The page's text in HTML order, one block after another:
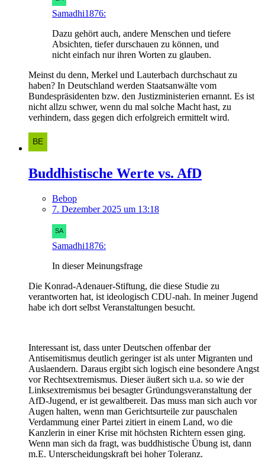
Samadhi1876:
Dazu gehört auch, andere Menschen und tiefere
Absichten, tiefer durschauen zu können, und
nicht einfach nur ihren Worten zu glauben.
Meinst du denn, Merkel und Lauterbach durchschaut zu
haben? In Deutschland werden Staatsanwälte vom
Bundespräsidenten bzw. den Justizministerien ernannt. Es ist
nicht allzu schwer, wenn du mal solche Macht hast, zu
verhindern, dass gegen dich erfolgreich ermittelt wird.
Buddhistische Werte vs. AfD
Bebop
7. Dezember 2025 um 13:18
Samadhi1876:
In dieser Meinungsfrage
Die Konrad-Adenauer-Stiftung, die diese Studie zu
verantworten hat, ist ideologisch CDU-nah. In meiner Jugend
habe ich dort selbst Veranstaltungen besucht.
Interessant ist, dass unter Deutschen offenbar der
Antisemitismus deutlich geringer ist als unter Migranten und
Auslaendern. Daraus ergibt sich logisch eine besondere Angst
vor Rechtsextremismus. Dieser äußert sich u.a. so wie der
Linksextremismus bei besagter Gründungsveranstaltung der
AfD-Jugend, er ist gewaltbereit. Das muss man sich auch vor
Augen halten, wenn man Gerichtsurteile zur pauschalen
Verdammung einer Partei zitiert in einem Land, wo die
Kanzlerin in einer Krise mit höchsten Richtern essen ging.
Wenn man sich da fragt, was buddhistische Übung ist, dann
m.E. Unterscheidungskraft bei hoher Toleranz.